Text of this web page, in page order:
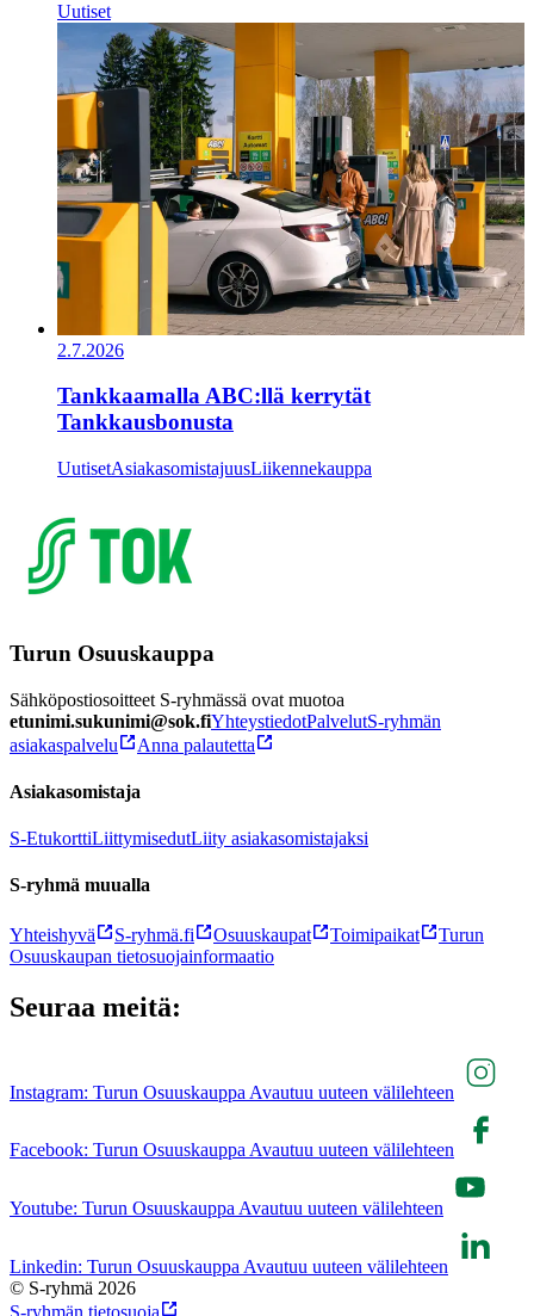
Uutiset
2.7.2026
Tankkaamalla ABC:llä kerrytät
Tankkausbonusta
UutisetAsiakasomistajuusLiikennekauppa
Turun Osuuskauppa
Sähköpostiosoitteet S-ryhmässä ovat muotoa
etunimi.sukunimi@sok.fiYhteystiedotPalvelutS-ryhmän
asiakaspalvelu
Anna palautetta
Asiakasomistaja
S-EtukorttiLiittymisedutLiity asiakasomistajaksi
S-ryhmä muualla
Yhteishyvä S-ryhmä.fi Osuuskaupat Toimipaikat
Turun
Osuuskaupan tietosuojainformaatio
Seuraa meitä:
Instagram: Turun Osuuskauppa Avautuu uuteen välilehteen
Facebook: Turun Osuuskauppa Avautuu uuteen välilehteen
Youtube: Turun Osuuskauppa Avautuu uuteen välilehteen
Linkedin: Turun Osuuskauppa Avautuu uuteen välilehteen
© S-ryhmä 2026